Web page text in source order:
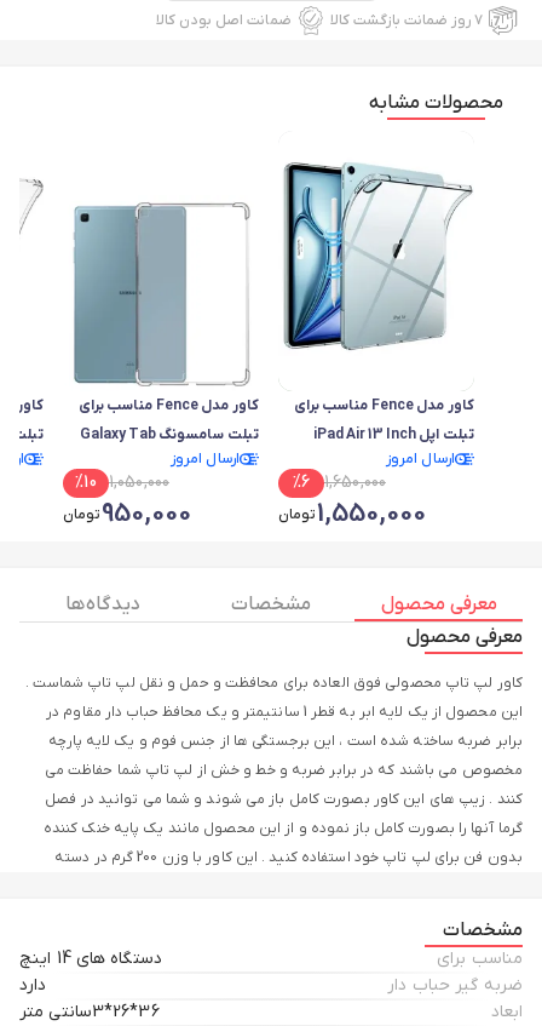
۷ روز ضمانت بازگشت کالا ضمانت اصل بودن کالا
محصولات مشابه
کاور مدل Fence مناسب برای
تبلت اپل iPad Air 13 Inch
2024ارسال امروز
1,650,000
%6
1,550,000تومان
کاور مدل Fence مناسب برای
تبلت سامسونگ Galaxy Tab
S6 Lite / P619 2022/10.4 Inch
ارسال امروز
1,050,000
%10
950,000تومان
2024
معرفی محصول مشخصات
دیدگاه ها
معرفی محصول
کاور لپ تاپ محصولی فوق العاده برای محافظت و حمل و نقل لپ تاپ شماست .
این محصول از یک لایه ابر به قطر 1 سانتیمتر و یک محافظ حباب دار مقاوم در
برابر ضربه ساخته شده است ، این برجستگی ها از جنس فوم و یک لایه پارچه
مخصوص می باشند که در برابر ضربه و خط و خش از لپ تاپ شما حفاظت می
کنند . زیپ های این کاور بصورت کامل باز می شوند و شما می توانید در فصل
گرما آنها را بصورت کامل باز نموده و از این محصول مانند یک پایه خنک کننده
بدون فن برای لپ تاپ خود استفاده کنید . این کاور با وزن 200 گرم در دسته
مشخصات
مناسب برای
دستگاه های 14 اینچ
ضربه گیر حباب دار
دارد
ابعاد
36*26*3سانتی متر